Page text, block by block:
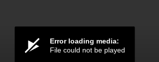
Error loading media:
File could not be played